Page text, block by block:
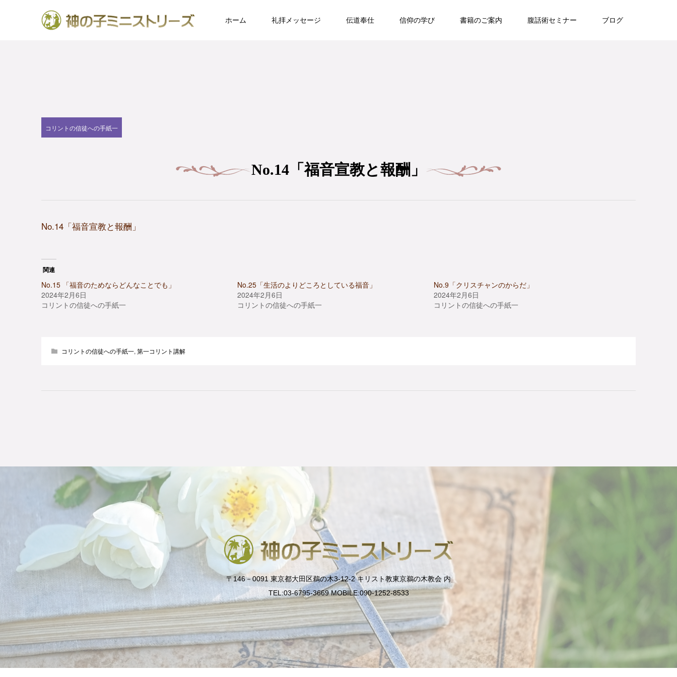
ホーム 礼拝メッセージ 伝道奉仕 信仰の学び 書籍のご案内 腹話術セミナー ブログ
コリントの信徒への手紙一
No.14「福音宣教と報酬」
No.14「福音宣教と報酬」
関連
No.15 「福音のためならどんなことでも」
2024年2月6日
コリントの信徒への手紙一
No.25「生活のよりどころとしている福音」
2024年2月6日
コリントの信徒への手紙一
No.9「クリスチャンのからだ」
2024年2月6日
コリントの信徒への手紙一
コリントの信徒への手紙一, 第一コリント講解
〒146－0091 東京都大田区鵜の木3-12-2 キリスト教東京鵜の木教会 内
TEL:03-6795-3669 MOBILE:090-1252-8533